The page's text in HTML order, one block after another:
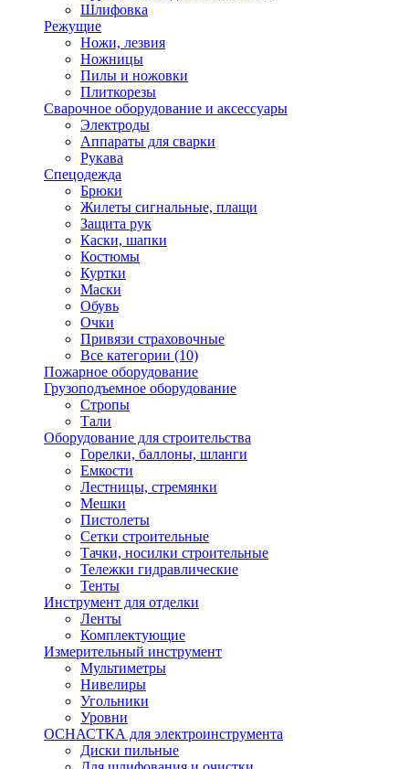
Шлифовка
Режущие
Ножи, лезвия
Ножницы
Пилы и ножовки
Плиткорезы
Сварочное оборудование и аксессуары
Электроды
Аппараты для сварки
Рукава
Спецодежда
Брюки
Жилеты сигнальные, плащи
Защита рук
Каски, шапки
Костюмы
Куртки
Маски
Обувь
Очки
Привязи страховочные
Все категории (10)
Пожарное оборудование
Грузоподъемное оборудование
Стропы
Тали
Оборудование для строительства
Горелки, баллоны, шланги
Емкости
Лестницы, стремянки
Мешки
Пистолеты
Сетки строительные
Тачки, носилки строительные
Тележки гидравлические
Тенты
Инструмент для отделки
Ленты
Комплектующие
Измерительный инструмент
Мультиметры
Нивелиры
Угольники
Уровни
ОСНАСТКА для электроинструмента
Диски пильные